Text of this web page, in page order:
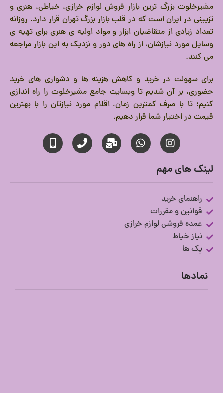
مشیرخلوت بزرگ ترین بازار فروش لوازم خرازی، خیاطی، هنری و
تزیینی در ایران است که در قلب بازار بزرگ تهران قرار دارد. روزانه
تعداد زیادی از متقاضیان ابزار و مواد اولیه ی هنری برای تهیه ی
وسایل مورد نیازشان، از راه های دور و نزدیک به این بازار مراجعه
می کنند.
برای سهولت در خرید و کاهش هزینه ها و دشواری های خرید
حضوری، بر آن شدیم تا وبسایت جامع مشیرخلوت را راه اندازی
کنیم؛ تا با صرف کمترین زمان، اقلام مورد نیازتان را با بهترین
قیمت در اختیار شما قرار دهیم.
لینک های مهم
راهنمای خرید
قوانین و مقررات
عمده فروشی لوازم خرازی
نیاز خیاط
پک ها
نمادها